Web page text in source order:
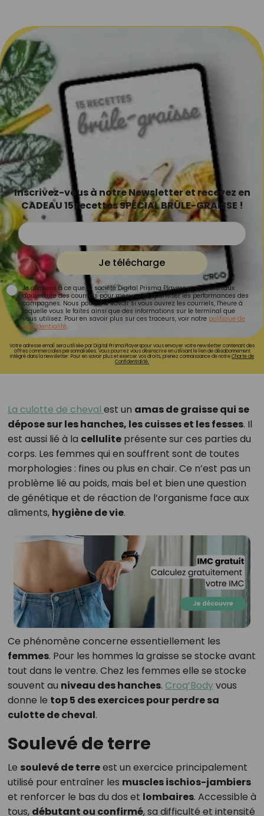
Inscrivez-vous à notre Newsletter et recevez en
CADEAU 15 recettes SPÉCIAL BRÛLE-GRAISSE !
Je télécharge
Je consens à ce que la société Digital Prisma Players analyse le taux
d'ouverture des courriels pour mesurer et optimiser les performances des
campagnes. Nous pourrons savoir si vous ouvrez les courriels, l'heure à
laquelle vous le faites ainsi que des informations sur le terminal que
vous utilisez. Pour en savoir plus sur ces traceurs, voir notre politique de
confidentialité.
Votre adresse email sera utilisée par Digital Prisma Playerspour vous envoyer votre newsletter contenant des
offres commerciales personnalisées. Vous pourrez vous désinscrire en utilisant le lien de désabonnement
intégré dans la newsletter. Pour en savoir plus et exercer vos droits, prenez connaissance de notreCharte de
Confidentialité.
La culotte de cheval est un amas de graisse qui se
dépose sur les hanches, les cuisses et les fesses. Il
est aussi lié à la celluliteprésente sur ces parties du
corps. Les femmes qui en souffrent sont de toutes
morphologies : fines ou plus en chair. Ce n’est pas un
problème lié au poids, mais bel et bien une question
de génétique et de réaction de l’organisme face aux
aliments, hygiène de vie.
Ce phénomène concerne essentiellement les
femmes. Pour les hommes la graisse se stocke avant
tout dans le ventre. Chez les femmes elle se stocke
souvent au niveau des hanches. Croq’Bodyvous
donne le top 5 des exercices pour perdre sa
culotte de cheval.
Soulevé de terre
Le soulevé de terreest un exercice principalement
utilisé pour entraîner les muscles ischios-jambiers
et renforcer le bas du dos et lombaires. Accessible à
tous, débutant ou confirmé, sa difficulté et intensité